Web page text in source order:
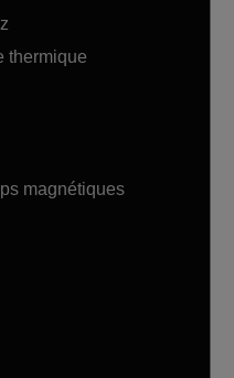
thermique
magnétiques